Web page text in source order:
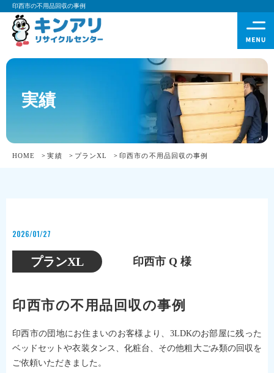
印西市の不用品回収の事例
実績
HOME 実績 プランXL 印西市の不用品回収の事例
2026/01/27
プランXL 印西市 Q 様
印西市の不用品回収の事例
印西市の団地にお住まいのお客様より、3LDKのお部屋に残った
ベッドセットや衣装タンス、化粧台、その他粗大ごみ類の回収を
ご依頼いただきました。